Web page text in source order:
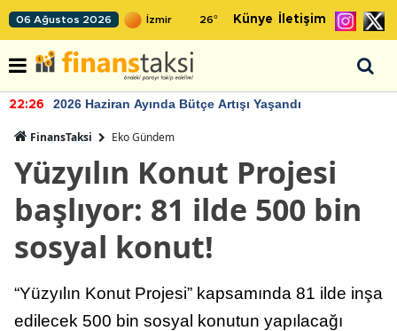
06 Ağustos 2026 26° Künye İletişim
22:26 2026 Haziran Ayında Bütçe Artışı Yaşandı
FinansTaksi Eko Gündem
Yüzyılın Konut Projesi
başlıyor: 81 ilde 500 bin
sosyal konut!
“Yüzyılın Konut Projesi” kapsamında 81 ilde inşa
edilecek 500 bin sosyal konutun yapılacağı